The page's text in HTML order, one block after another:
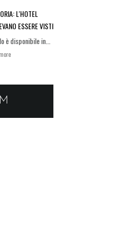
L'HOTEL
ESSERE VISTI
disponibile in...